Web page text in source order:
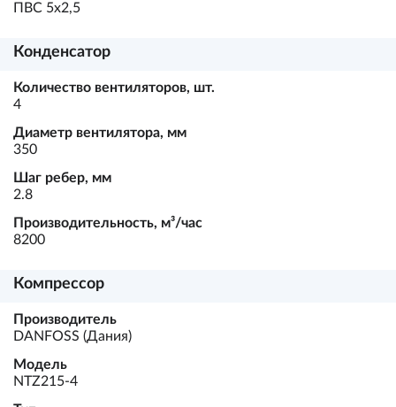
ПВС 5х2,5
Конденсатор
Количество вентиляторов, шт.
4
Диаметр вентилятора, мм
350
Шаг ребер, мм
2.8
Производительность, м³/час
8200
Компрессор
Производитель
DANFOSS (Дания)
Модель
NTZ215-4